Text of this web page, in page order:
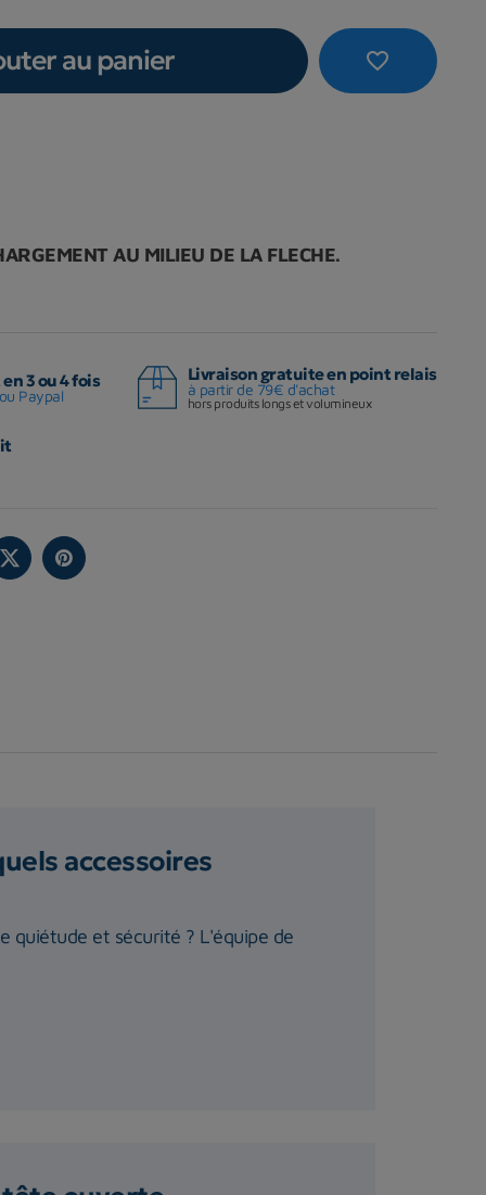
favorite_border
au panier
AU MILIEU DE LA FLECHE.
3 ou 4 fois
Paypal
Livraison gratuite en point relais
à partir de 79€ d'achat
hors produits longs et volumineux
accessoires
quiétude et sécurité ? L'équipe de